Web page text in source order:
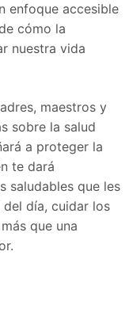
enfoque accesible
cómo la
nuestra vida
maestros y
sobre la salud
a proteger la
te dará
saludables que les
día, cuidar los
que una